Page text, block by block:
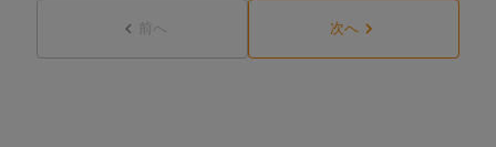
前へ 次へ